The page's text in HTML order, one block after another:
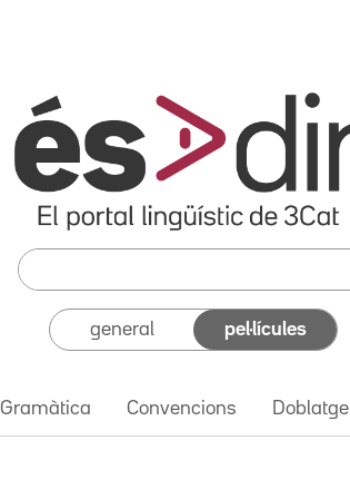
general pel·lícules
Gramàtica Convencions Doblatge